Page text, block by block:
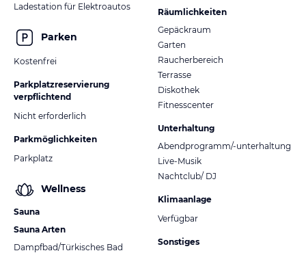
Ladestation für Elektroautos
Parken
Kostenfrei
Parkplatzreservierung
verpflichtend
Nicht erforderlich
Parkmöglichkeiten
Parkplatz
Wellness
Sauna
Sauna Arten
Dampfbad/Türkisches Bad
Räumlichkeiten
Gepäckraum
Garten
Raucherbereich
Terrasse
Diskothek
Fitnesscenter
Unterhaltung
Abendprogramm/-unterhaltung
Live-Musik
Nachtclub/ DJ
Klimaanlage
Verfügbar
Sonstiges